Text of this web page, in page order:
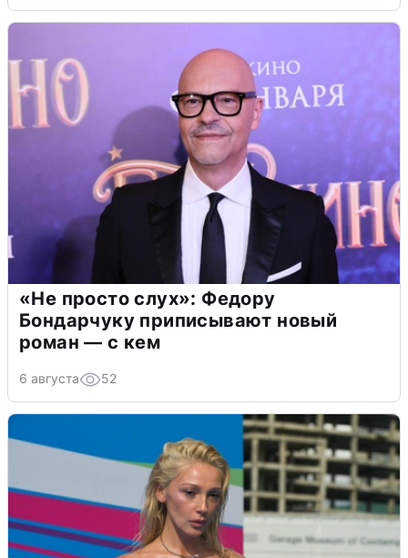
«Не просто слух»: Федору
Бондарчуку приписывают новый
роман — с кем
6 августа 52